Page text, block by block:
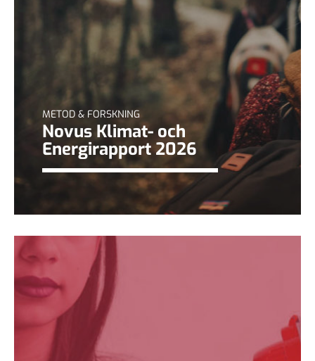
METOD & FORSKNING
Novus Klimat- och
Energirapport 2026